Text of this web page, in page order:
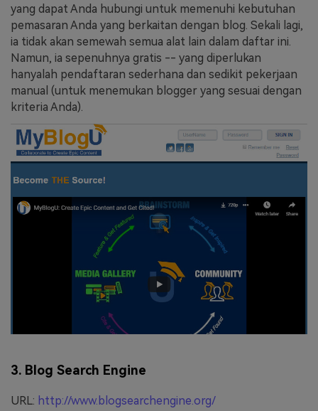
yang dapat Anda hubungi untuk memenuhi kebutuhan
pemasaran Anda yang berkaitan dengan blog. Sekali lagi,
ia tidak akan semewah semua alat lain dalam daftar ini.
Namun, ia sepenuhnya gratis -- yang diperlukan
hanyalah pendaftaran sederhana dan sedikit pekerjaan
manual (untuk menemukan blogger yang sesuai dengan
kriteria Anda).
3. Blog Search Engine
URL: http://www.blogsearchengine.org/